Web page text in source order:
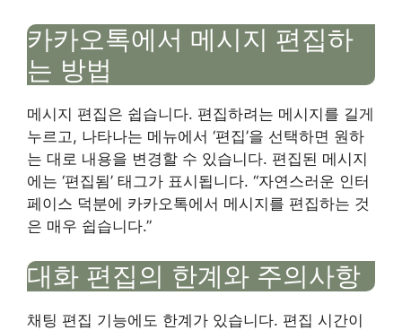
카카오톡에서 메시지 편집하
는 방법
메시지 편집은 쉽습니다. 편집하려는 메시지를 길게
누르고, 나타나는 메뉴에서 ‘편집’을 선택하면 원하
는 대로 내용을 변경할 수 있습니다. 편집된 메시지
에는 ‘편집됨’ 태그가 표시됩니다. “자연스러운 인터
페이스 덕분에 카카오톡에서 메시지를 편집하는 것
은 매우 쉽습니다.”
대화 편집의 한계와 주의사항
채팅 편집 기능에도 한계가 있습니다. 편집 시간이